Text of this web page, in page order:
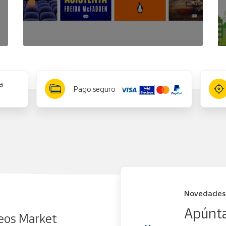
Pago seguro
Market
Novedades